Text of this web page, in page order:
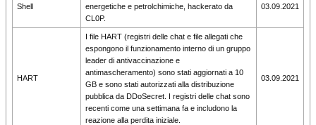
Shell
energetiche e petrolchimiche, hackerato da
CL0P.
03.09.2021
HART
I file HART (registri delle chat e file allegati che
espongono il funzionamento interno di un gruppo
leader di antivaccinazione e
antimascheramento) sono stati aggiornati a 10
GB e sono stati autorizzati alla distribuzione
pubblica da DDoSecret. I registri delle chat sono
recenti come una settimana fa e includono la
reazione alla perdita iniziale.
03.09.2021